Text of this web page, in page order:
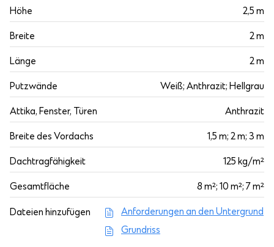
Höhe 2,5 m
Breite 2 m
Länge 2 m
Putzwände Weiß; Anthrazit; Hellgrau
Attika, Fenster, Türen Anthrazit
Breite des Vordachs 1,5 m; 2 m; 3 m
Dachtragfähigkeit 125 kg/m²
Gesamtfläche 8 m²; 10 m²; 7 m²
Dateien hinzufügen
Anforderungen an den Untergrund
Grundriss